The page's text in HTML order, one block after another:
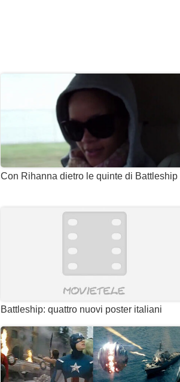
Con Rihanna dietro le quinte di Battleship
Battleship: quattro nuovi poster italiani